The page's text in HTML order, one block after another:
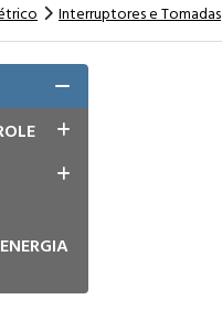
Interruptores e Tomadas